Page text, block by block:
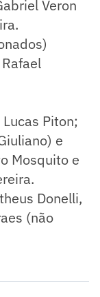
Veron
Piton;
e
Mosquito e
Donelli,
(não